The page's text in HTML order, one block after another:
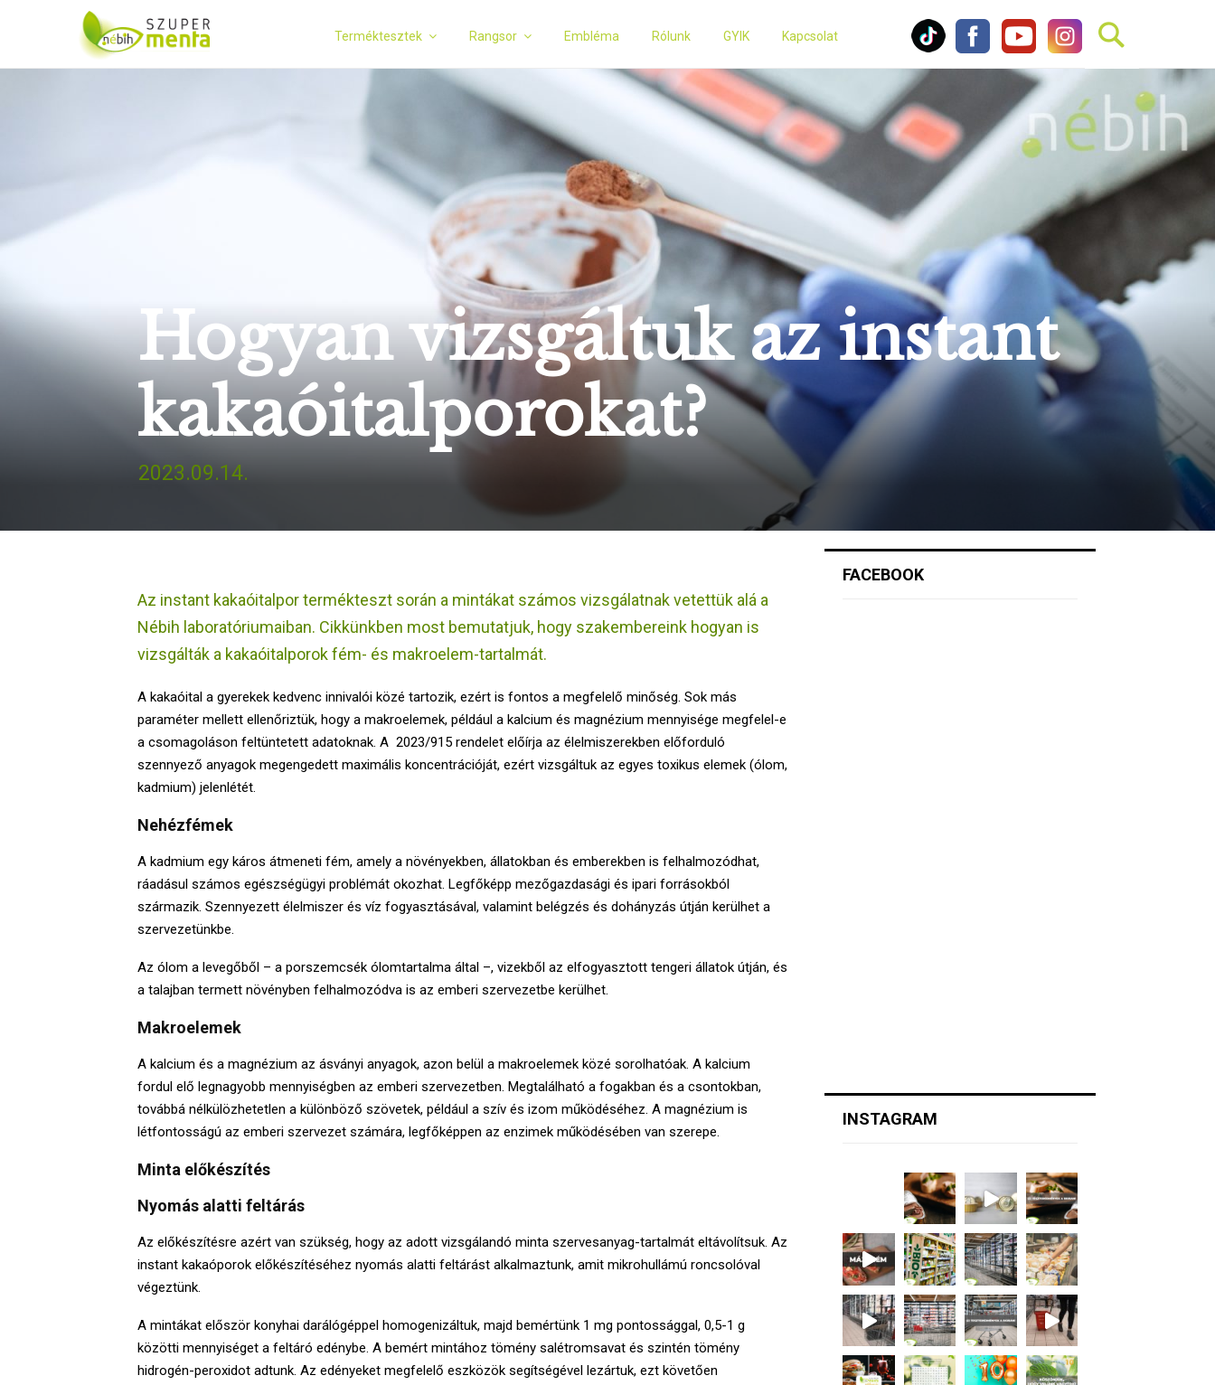
Terméktesztek Rangsor Embléma Rólunk GYIK Kapcsolat
Hogyan vizsgáltuk az instant
kakaóitalporokat?
2023.09.14.
Az instant kakaóitalpor termékteszt során a mintákat számos vizsgálatnak vetettük alá a
Nébih laboratóriumaiban. Cikkünkben most bemutatjuk, hogy szakembereink hogyan is
vizsgálták a kakaóitalporok fém- és makroelem-tartalmát.
A kakaóital a gyerekek kedvenc innivalói közé tartozik, ezért is fontos a megfelelő minőség. Sok más
paraméter mellett ellenőriztük, hogy a makroelemek, például a kalcium és magnézium mennyisége megfelel-e
a csomagoláson feltüntetett adatoknak. A 2023/915 rendelet előírja az élelmiszerekben előforduló
szennyező anyagok megengedett maximális koncentrációját, ezért vizsgáltuk az egyes toxikus elemek (ólom,
kadmium) jelenlétét.
Nehézfémek
A kadmium egy káros átmeneti fém, amely a növényekben, állatokban és emberekben is felhalmozódhat,
ráadásul számos egészségügyi problémát okozhat. Legfőképp mezőgazdasági és ipari forrásokból
származik. Szennyezett élelmiszer és víz fogyasztásával, valamint belégzés és dohányzás útján kerülhet a
szervezetünkbe.
Az ólom a levegőből – a porszemcsék ólomtartalma által –, vizekből az elfogyasztott tengeri állatok útján, és
a talajban termett növényben felhalmozódva is az emberi szervezetbe kerülhet.
Makroelemek
A kalcium és a magnézium az ásványi anyagok, azon belül a makroelemek közé sorolhatóak. A kalcium
fordul elő legnagyobb mennyiségben az emberi szervezetben. Megtalálható a fogakban és a csontokban,
továbbá nélkülözhetetlen a különböző szövetek, például a szív és izom működéséhez. A magnézium is
létfontosságú az emberi szervezet számára, legfőképpen az enzimek működésében van szerepe.
Minta előkészítés
Nyomás alatti feltárás
Az előkészítésre azért van szükség, hogy az adott vizsgálandó minta szervesanyag-tartalmát eltávolítsuk. Az
instant kakaóporok előkészítéséhez nyomás alatti feltárást alkalmaztunk, amit mikrohullámú roncsolóval
végeztünk.
A mintákat először konyhai darálógéppel homogenizáltuk, majd bemértünk 1 mg pontossággal, 0,5-1 g
közötti mennyiséget a feltáró edénybe. A bemért mintához tömény salétromsavat és szintén tömény
hidrogén-peroxidot adtunk. Az edényeket megfelelő eszközök segítségével lezártuk, ezt követően
FACEBOOK
INSTAGRAM